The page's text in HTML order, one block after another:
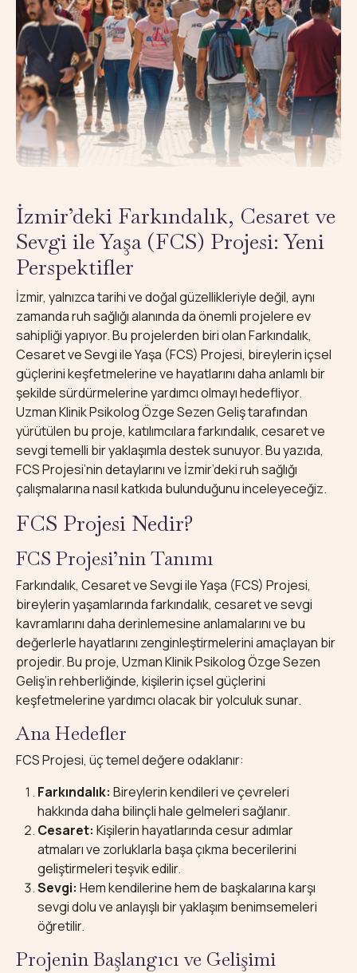
İzmir’deki Farkındalık, Cesaret ve
Sevgi ile Yaşa (FCS) Projesi: Yeni
Perspektifler
İzmir, yalnızca tarihi ve doğal güzellikleriyle değil, aynı
zamanda ruh sağlığı alanında da önemli projelere ev
sahipliği yapıyor. Bu projelerden biri olan Farkındalık,
Cesaret ve Sevgi ile Yaşa (FCS) Projesi, bireylerin içsel
güçlerini keşfetmelerine ve hayatlarını daha anlamlı bir
şekilde sürdürmelerine yardımcı olmayı hedefliyor.
Uzman Klinik Psikolog Özge Sezen Geliş tarafından
yürütülen bu proje, katılımcılara farkındalık, cesaret ve
sevgi temelli bir yaklaşımla destek sunuyor. Bu yazıda,
FCS Projesi’nin detaylarını ve İzmir’deki ruh sağlığı
çalışmalarına nasıl katkıda bulunduğunu inceleyeceğiz.
FCS Projesi Nedir?
FCS Projesi’nin Tanımı
Farkındalık, Cesaret ve Sevgi ile Yaşa (FCS) Projesi,
bireylerin yaşamlarında farkındalık, cesaret ve sevgi
kavramlarını daha derinlemesine anlamalarını ve bu
değerlerle hayatlarını zenginleştirmelerini amaçlayan bir
projedir. Bu proje, Uzman Klinik Psikolog Özge Sezen
Geliş’in rehberliğinde, kişilerin içsel güçlerini
keşfetmelerine yardımcı olacak bir yolculuk sunar.
Ana Hedefler
FCS Projesi, üç temel değere odaklanır:
Farkındalık: Bireylerin kendileri ve çevreleri
hakkında daha bilinçli hale gelmeleri sağlanır.
Cesaret: Kişilerin hayatlarında cesur adımlar
atmaları ve zorluklarla başa çıkma becerilerini
geliştirmeleri teşvik edilir.
Sevgi: Hem kendilerine hem de başkalarına karşı
sevgi dolu ve anlayışlı bir yaklaşım benimsemeleri
öğretilir.
Projenin Başlangıcı ve Gelişimi